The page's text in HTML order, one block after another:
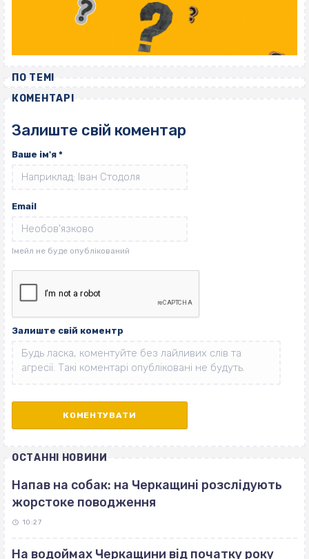
ПО ТЕМІ
КОМЕНТАРІ
Залиште свій коментар
Ваше ім'я *
Email
Залиште свій коментр
ОСТАННІ НОВИНИ
Напав на собак: на Черкащині розслідують
жорстоке поводження
10:27
На водоймах Черкащини від початку року